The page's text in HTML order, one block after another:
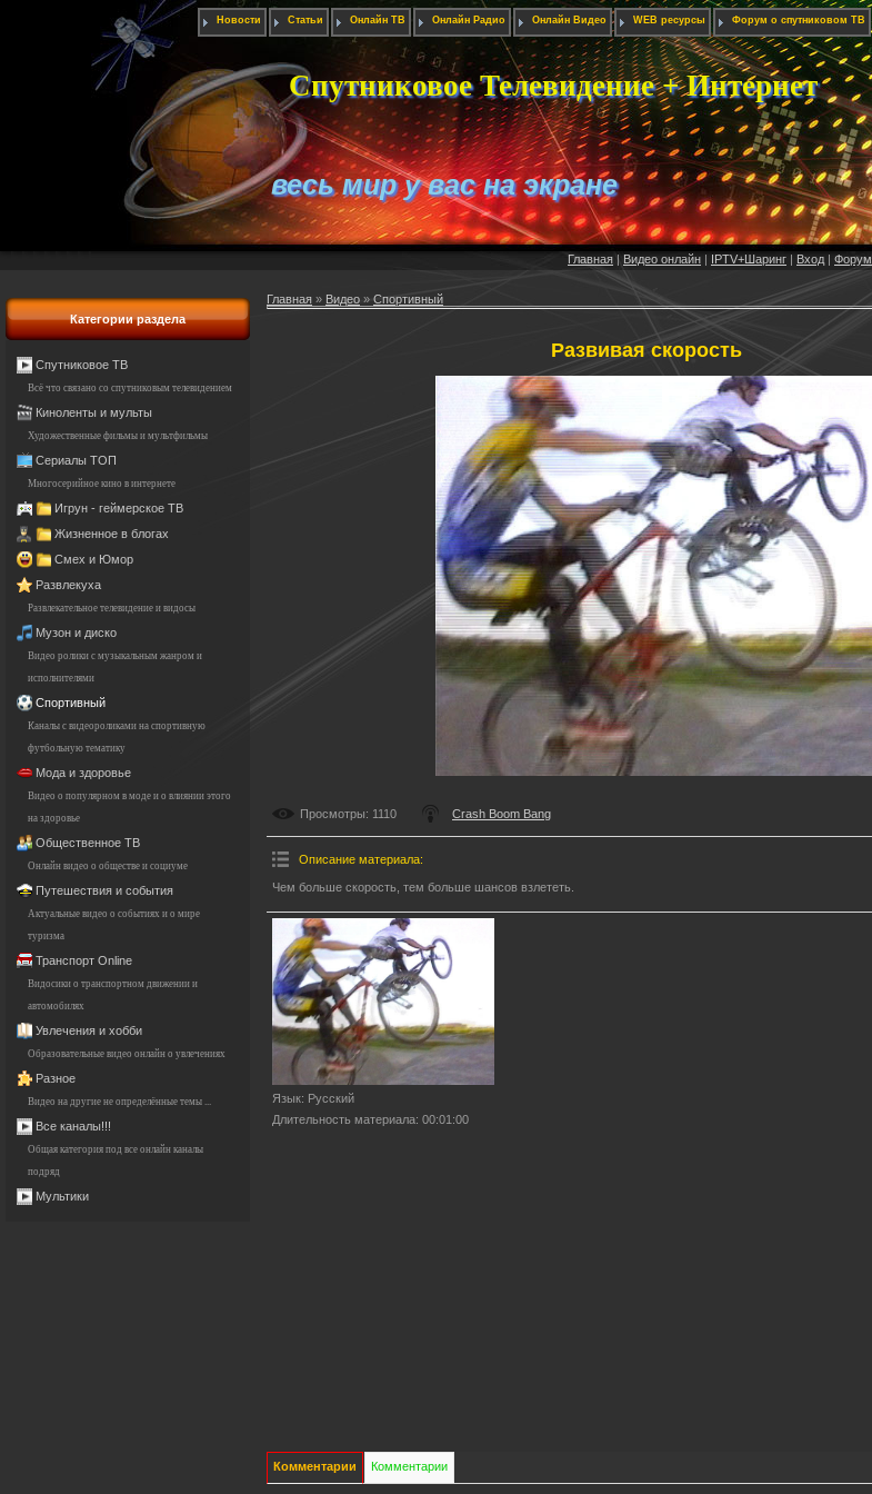
Новости Статьи Онлайн ТВ Онлайн Радио Онлайн Видео WEB ресурсы Форум о спутниковом ТВ
Спутниковое Телевидение + Интернет
весь мир у вас на экране
Главная | Видео онлайн | IPTV+Шаринг | Вход | Форум
Категории раздела
Спутниковое ТВ
Всё что связано со спутниковым телевидением
Киноленты и мульты
Художественные фильмы и мультфильмы
Сериалы ТОП
Многосерийное кино в интернете
Игрун - геймерское ТВ
Жизненное в блогах
Смех и Юмор
Развлекуха
Развлекательное телевидение и видосы
Музон и диско
Видео ролики с музыкальным жанром и
исполнителями
Спортивный
Каналы с видеороликами на спортивную
футбольную тематику
Мода и здоровье
Видео о популярном в моде и о влиянии этого
на здоровье
Общественное ТВ
Онлайн видео о обществе и социуме
Путешествия и события
Актуальные видео о событиях и о мире
туризма
Транспорт Online
Видосики о транспортном движении и
автомобилях
Увлечения и хобби
Образовательные видео онлайн о увлечениях
Разное
Видео на другие не определённые темы ...
Все каналы!!!
Общая категория под все онлайн каналы
подряд
Мультики
Главная » Видео » Спортивный
Развивая скорость
Просмотры: 1110 Crash Boom Bang
Описание материала:
Чем больше скорость, тем больше шансов взлететь.
Язык: Русский
Длительность материала: 00:01:00
Комментарии Комментарии